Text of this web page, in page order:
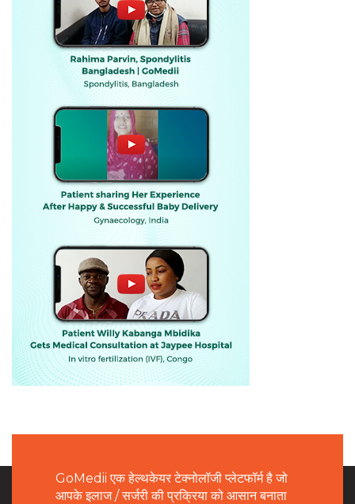
GoMedii एक हेल्थकेयर टेक्नोलॉजी प्लेटफॉर्म है जो
आपके इलाज / सर्जरी की प्रक्रिया को आसान बनाता